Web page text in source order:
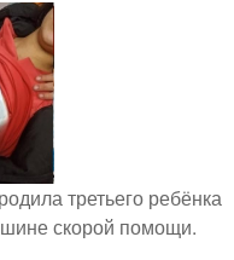
третьего ребёнка
скорой помощи.